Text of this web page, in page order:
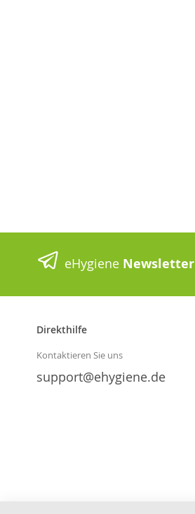
eHygiene Newsletter
Direkthilfe
Kontaktieren Sie uns
support@ehygiene.de